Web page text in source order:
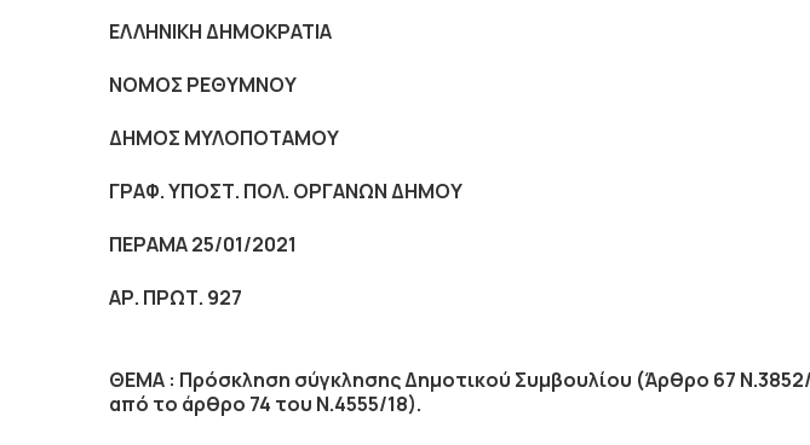
ΕΛΛΗΝΙΚΗ ΔΗΜΟΚΡΑΤΙΑ
NOMOΣ ΡΕΘΥΜΝΟΥ
ΔΗΜΟΣ ΜΥΛΟΠΟΤΑΜΟΥ
ΓΡΑΦ. ΥΠΟΣΤ. ΠΟΛ. ΟΡΓΑΝΩΝ ΔΗΜΟΥ
ΠΕΡΑΜΑ 25/01/2021
ΑΡ. ΠΡΩΤ. 927
ΘΕΜΑ : Πρόσκληση σύγκλησης Δημοτικού Συμβουλίου (Άρθρο 67
από το άρθρο 74 του Ν.4555/18).